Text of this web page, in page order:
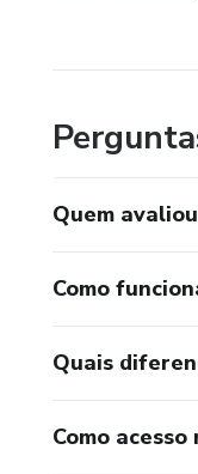
Quem
Como
Quais
Como